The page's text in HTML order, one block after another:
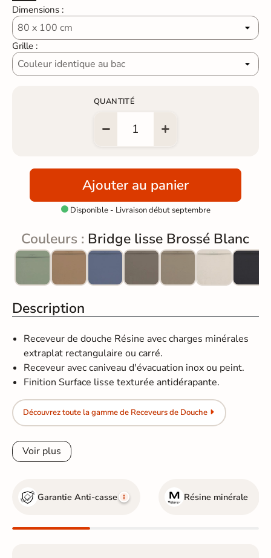
Dimensions :
Grille :
QUANTITÉ
Ajouter au panier
Disponible - Livraison début septembre
Couleurs : Bridge lisse Brossé Blanc
Description
Receveur de douche Résine avec charges minérales
extraplat rectangulaire ou carré.
Receveur avec caniveau d'évacuation inox ou peint.
Finition Surface lisse texturée antidérapante.
Découvrez toute la gamme de Receveurs de Douche
Voir plus
Garantie Anti-casse Résine minérale